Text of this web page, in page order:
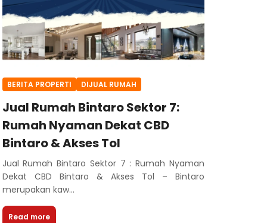
BERITA PROPERTI DIJUAL RUMAH
Jual Rumah Bintaro Sektor 7:
Rumah Nyaman Dekat CBD
Bintaro & Akses Tol
Jual Rumah Bintaro Sektor 7 : Rumah Nyaman
Dekat CBD Bintaro & Akses Tol – Bintaro
merupakan kaw...
Read more